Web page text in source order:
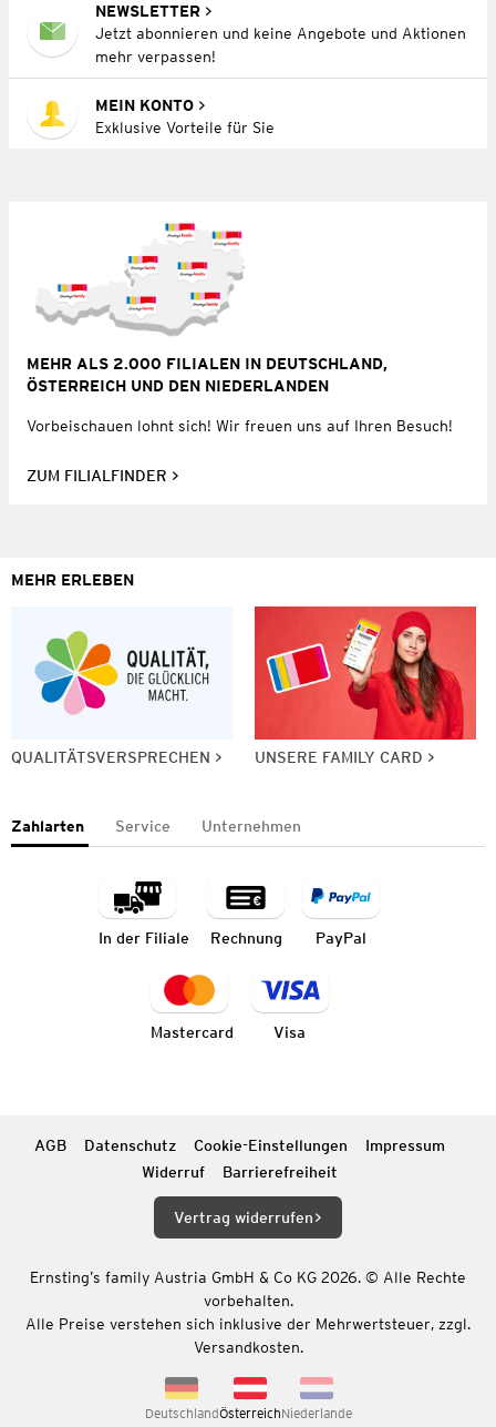
NEWSLETTER
Jetzt abonnieren und keine Angebote und Aktionen
mehr verpassen!
MEIN KONTO
Exklusive Vorteile für Sie
MEHR ALS 2.000 FILIALEN IN DEUTSCHLAND,
ÖSTERREICH UND DEN NIEDERLANDEN
Vorbeischauen lohnt sich! Wir freuen uns auf Ihren Besuch!
ZUM FILIALFINDER
MEHR ERLEBEN
QUALITÄTSVERSPRECHEN UNSERE FAMILY CARD
Zahlarten Service Unternehmen
In der Filiale Rechnung PayPal
Mastercard Visa
AGB Datenschutz Cookie-Einstellungen
Impressum
Widerruf
Barrierefreiheit
Vertrag widerrufen
Ernsting’s family Austria GmbH & Co KG 2026. © Alle Rechte
vorbehalten.
Alle Preise verstehen sich inklusive der Mehrwertsteuer, zzgl.
Versandkosten.
DeutschlandÖsterreichNiederlande